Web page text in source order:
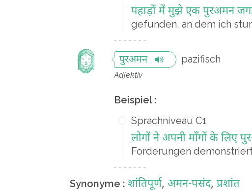
पहाड़ों में मुझे एक पुरअमन
gefunden, an dem ich
पुरअमन pazifisch
Adjektiv
Beispiel :
Sprachniveau C1
लोगों ने अपनी माँगों के लिए
Forderungen
Synonyme : शांतिपूर्ण, अमन-पसंद, प्रशांत